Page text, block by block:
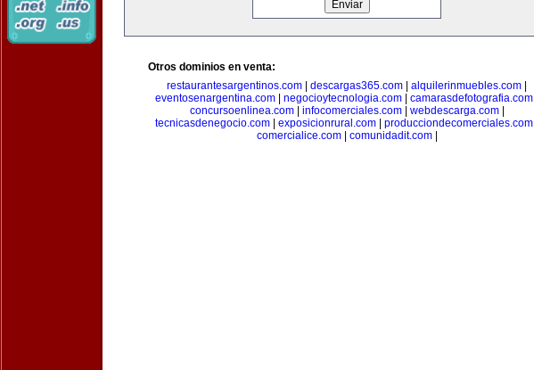
Otros dominios en venta:
restaurantesargentinos.com
descargas365.com alquilerinmuebles.com
eventosenargentina.com
negocioytecnologia.com camarasdefotografia.com
concursoenlinea.com| infocomerciales.com| webdescarga.com|
tecnicasdenegocio.com
exposicionrural.com producciondecomerciales.com
comercialice.com| comunidadit.com|